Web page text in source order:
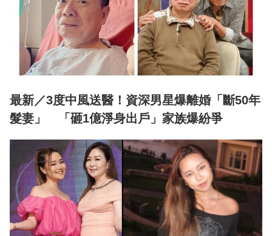
最新／3度中風送醫！資深男星爆離婚「斷50年
髮妻」 「砸1億淨身出戶」家族爆紛爭